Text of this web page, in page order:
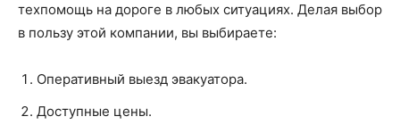
техпомощь на дороге в любых ситуациях. Делая выбор
в пользу этой компании, вы выбираете:
Оперативный выезд эвакуатора.
Доступные цены.